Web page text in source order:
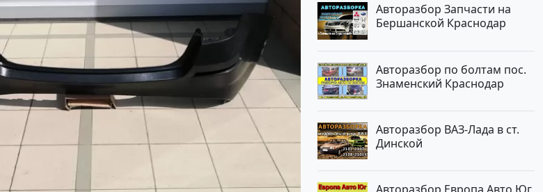
Авторазбор Запчасти на
Бершанской Краснодар
Авторазбор по болтам пос.
Знаменский Краснодар
Авторазбор ВАЗ-Лада в ст.
Динской